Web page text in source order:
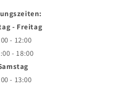
- Freitag
- 12:00
- 18:00
- 13:00